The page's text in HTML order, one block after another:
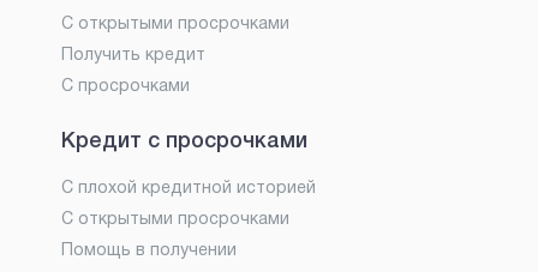
С открытыми просрочками
Получить кредит
С просрочками
Кредит с просрочками
С плохой кредитной историей
С открытыми просрочками
Помощь в получении